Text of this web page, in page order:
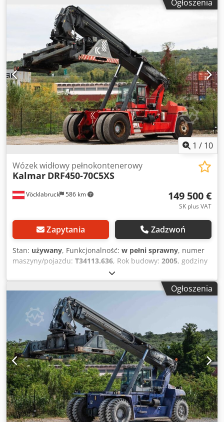
Ogłoszenia
1 / 10
Vöcklabruck 586 km
Wózek widłowy pełnokontenerowy
Kalmar DRF450-70C5XS
149 500 €
SK plus VAT
Zapytania Zadzwoń
Stan: używany, Funkcjonalność: w pełni sprawny, numer
maszyny/pojazdu: T34113.636, Rok budowy: 2005, godziny
45 000 kg
podnoszenia:15 000 mm, rodzaj paliwa:diesel, masa
własna:86 050 kg, typ napędu:Diesel, Vollcontainer
Reachstacker Numer podwozia: T34113.636 Skrzynia
biegów: Dana TE32418 Stan: Gotowy do pracy, w pełni
sprawny Stan techniczny: dobry Rodzaj opon przednich:
pneumatyczne Cjdezkczpspfx Akcorf Rodzaj opon tylnych:
pneumatyczne Opis:
Ogłoszenia